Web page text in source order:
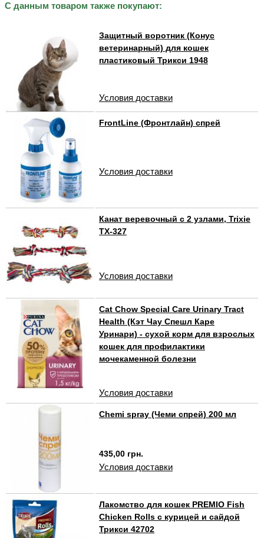
С данным товаром также покупают:
Защитный воротник (Конус
ветеринарный) для кошек
пластиковый Трикси 1948
Условия доставки
FrontLine (Фронтлайн) спрей
Условия доставки
Канат веревочный c 2 узлами, Trixie
TX-327
Условия доставки
Cat Chow Special Care Urinary Tract
Health (Кэт Чау Спешл Каре
Уринари) - сухой корм для взрослых
кошек для профилактики
мочекаменной болезни
Условия доставки
Chemi spray (Чеми спрей) 200 мл
435,00 грн.
Условия доставки
Лакомство для кошек PREMIO Fish
Chicken Rolls с курицей и сайдой
Трикси 42702